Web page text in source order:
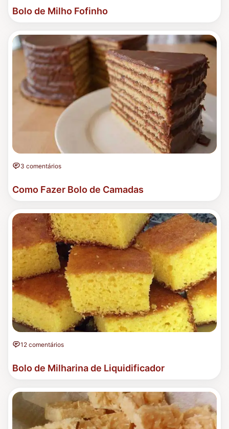
Bolo de Milho Fofinho
3 comentários
Como Fazer Bolo de Camadas
12 comentários
Bolo de Milharina de Liquidificador